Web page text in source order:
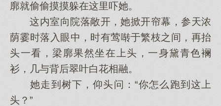
廓就偷偷摸摸躲在这里吓她。
这内室向院落敞开，她掀开帘幕，参天浓
荫霎时落入眼中，时有莺啭于繁枝之间，再抬
头一看，梁廓果然坐在上头，一身黛青色襕
衫，几与背后翠叶白花相融。
她走到树下，仰头问：“你怎么跑到这上
头？”